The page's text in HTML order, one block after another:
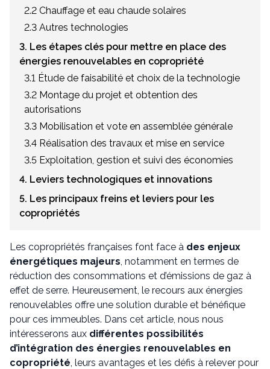
2.2 Chauffage et eau chaude solaires
2.3 Autres technologies
3. Les étapes clés pour mettre en place des
énergies renouvelables en copropriété
3.1 Étude de faisabilité et choix de la technologie
3.2 Montage du projet et obtention des
autorisations
3.3 Mobilisation et vote en assemblée générale
3.4 Réalisation des travaux et mise en service
3.5 Exploitation, gestion et suivi des économies
4. Leviers technologiques et innovations
5. Les principaux freins et leviers pour les
copropriétés
Les copropriétés françaises font face à des enjeux
énergétiques majeurs, notamment en termes de
réduction des consommations et d’émissions de gaz à
effet de serre. Heureusement, le recours aux énergies
renouvelables offre une solution durable et bénéfique
pour ces immeubles. Dans cet article, nous nous
intéresserons aux différentes possibilités
d’intégration des énergies renouvelables en
copropriété, leurs avantages et les défis à relever pour